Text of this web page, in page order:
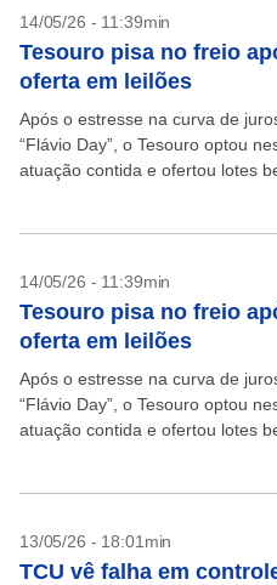
14/05/26 - 11:39min
Tesouro pisa no freio
oferta em leilões
Após o estresse na curva de
“Flávio Day”, o Tesouro optou
atuação contida e ofertou lotes
14/05/26 - 11:39min
Tesouro pisa no freio
oferta em leilões
Após o estresse na curva de
“Flávio Day”, o Tesouro optou
atuação contida e ofertou lotes
13/05/26 - 18:01min
TCU vê falha em